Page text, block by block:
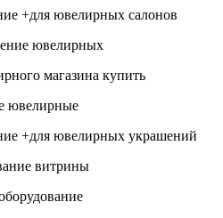
+для ювелирных салонов
ювелирных
магазина купить
ювелирные
+для ювелирных украшений
витрины